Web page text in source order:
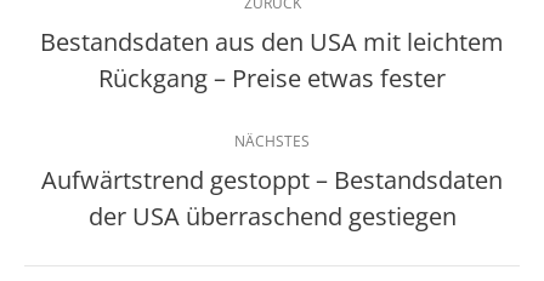
Vorheriger
Beitrag:
Bestandsdaten aus den USA mit leichtem
Rückgang – Preise etwas fester
NÄCHSTES
Nächster
Beitrag:
Aufwärtstrend gestoppt – Bestandsdaten
der USA überraschend gestiegen